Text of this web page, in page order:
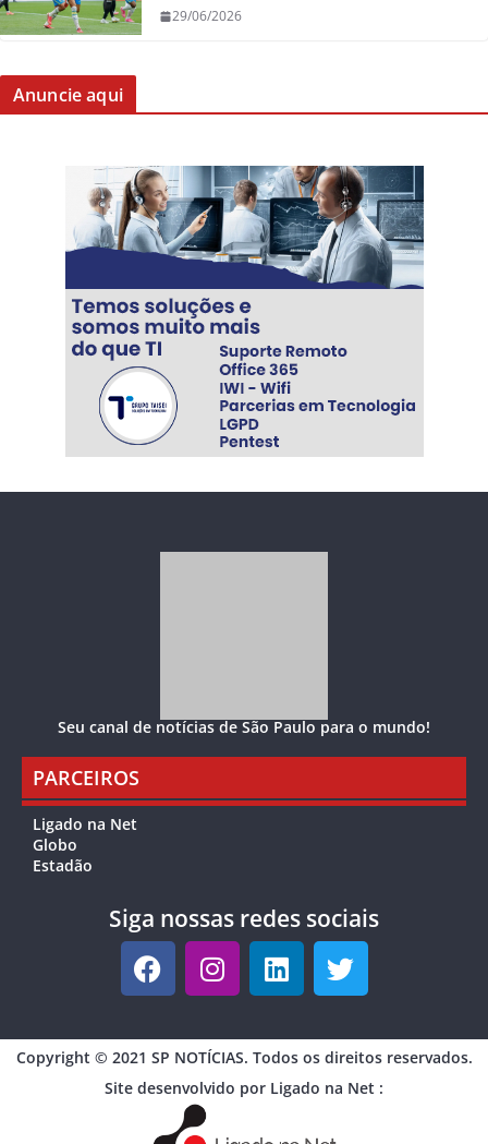
29/06/2026
Anuncie aqui
Seu canal de notícias de São Paulo para o mundo!
PARCEIROS
Ligado na Net
Globo
Estadão
Siga nossas redes sociais
Copyright © 2021 SP NOTÍCIAS. Todos os direitos reservados.
Site desenvolvido por Ligado na Net :